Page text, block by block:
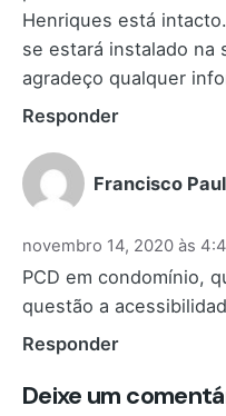
Henriques está
se estará instalado na
agradeço qualquer
Responder
Francisco
novembro 14, 2020 às
PCD em condomínio,
questão a
Responder
Deixe um